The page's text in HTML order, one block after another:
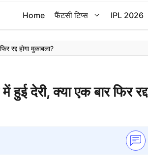
Home फैंटसी टिप्स IPL 2026
रद्द होगा मुकाबला?
देरी, क्या एक बार फिर रद्द